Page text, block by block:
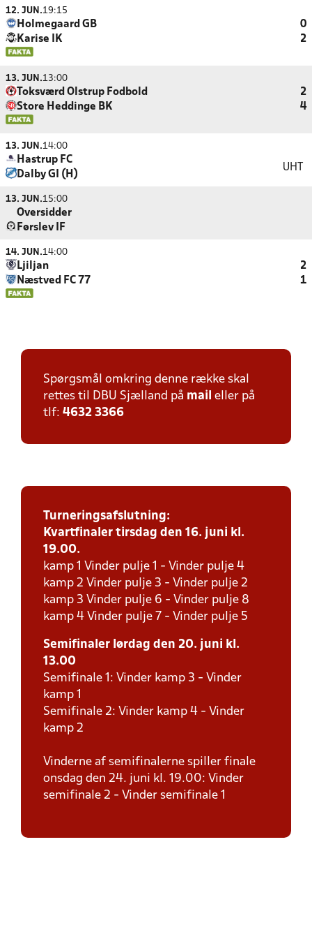
12. JUN.19:15
Holmegaard GB
0
Karise IK
2
13. JUN.13:00
Toksværd Olstrup Fodbold
2
Store Heddinge BK
4
13. JUN.14:00
Hastrup FC
Dalby GI (H)
UHT
13. JUN.15:00
Oversidder
Førslev IF
14. JUN.14:00
Ljiljan
2
Næstved FC 77
1
Spørgsmål omkring denne række skal
rettes til DBU Sjælland på mail eller på
tlf: 4632 3366
Turneringsafslutning:
Kvartfinaler tirsdag den 16. juni kl.
19.00.
kamp 1 Vinder pulje 1 - Vinder pulje 4
kamp 2 Vinder pulje 3 - Vinder pulje 2
kamp 3 Vinder pulje 6 - Vinder pulje 8
kamp 4 Vinder pulje 7 - Vinder pulje 5
Semifinaler lørdag den 20. juni kl.
13.00
Semifinale 1: Vinder kamp 3 - Vinder
kamp 1
Semifinale 2: Vinder kamp 4 - Vinder
kamp 2
Vinderne af semifinalerne spiller finale
onsdag den 24. juni kl. 19.00: Vinder
semifinale 2 - Vinder semifinale 1